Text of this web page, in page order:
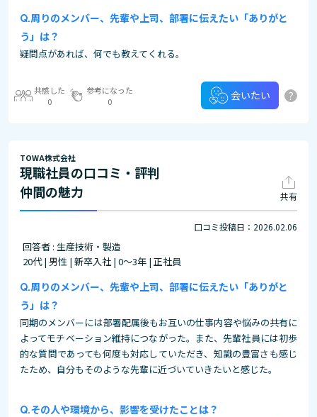
周りのメンバー、先輩や上司、部署に伝えたい「ありがと
う」は？
疑問点があれば、何でも教えてくれる。
共感した
0
参考になった
0
会いたい ?
TOWA株式会社
現職社員の口コミ・評判
仲間の魅力
共有
口コミ投稿日：2026.02.06
回答者 : 生産技術・製造
20代 | 男性 | 新卒入社 | 0～3年 | 正社員
周りのメンバー、先輩や上司、部署に伝えたい「ありがと
う」は？
同期のメンバーには部署配属後もお互いの仕事内容や悩みの共有に
よってモチベーション維持につながった。また、先輩社員には初歩
的な質問であっても何度も対応していただき、知識の豊富さも感じ
たため、自分もそのような先輩に近づいていきたいと感じた。
その⼈や環境から、影響を受けたことは？